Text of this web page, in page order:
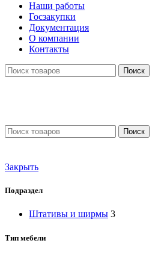
Наши работы
Госзакупки
Документация
О компании
Контакты
Поиск
Поиск
Закрыть
Подраздел
Штативы и ширмы 3
Тип мебели